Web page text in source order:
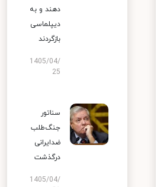
دهند و به
دیپلماسی
بازگردند
1405/04/
25
سناتور
جنگ‌طلب
ضدایرانی
درگذشت
1405/04/